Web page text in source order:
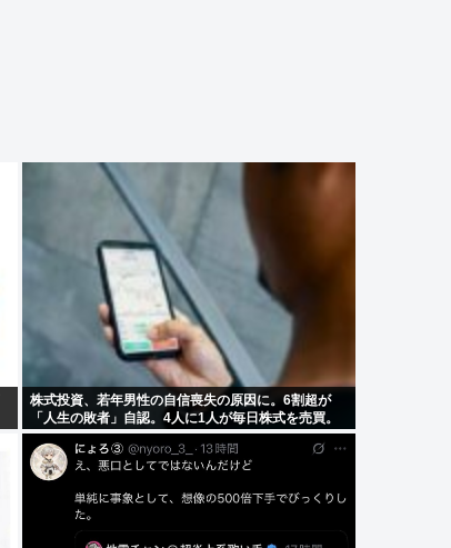
株式投資、若年男性の自信喪失の原因に。6割超が
「人生の敗者」自認。4人に1人が毎日株式を売買。